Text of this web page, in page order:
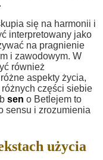
się na harmonii i
interpretowany jako
na pragnienie
i zawodowym. W
również
aspekty życia,
części siebie
sen o Betlejem to
sensu i zrozumienia
użycia